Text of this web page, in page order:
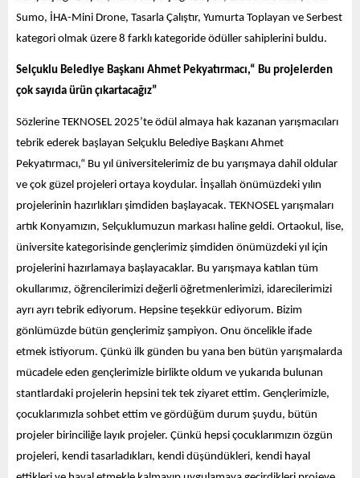
Sumo, İHA-Mini Drone, Tasarla Çalıştır, Yumurta Toplayan ve Serbest
kategori olmak üzere 8 farklı kategoride ödüller sahiplerini buldu.
Selçuklu Belediye Başkanı Ahmet Pekyatırmacı,“ Bu projelerden
çok sayıda ürün çıkartacağız”
Sözlerine TEKNOSEL 2025’te ödül almaya hak kazanan yarışmacıları
tebrik ederek başlayan Selçuklu Belediye Başkanı Ahmet
Pekyatırmacı,“ Bu yıl üniversitelerimiz de bu yarışmaya dahil oldular
ve çok güzel projeleri ortaya koydular. İnşallah önümüzdeki yılın
projelerinin hazırlıkları şimdiden başlayacak. TEKNOSEL yarışmaları
artık Konyamızın, Selçuklumuzun markası haline geldi. Ortaokul, lise,
üniversite kategorisinde gençlerimiz şimdiden önümüzdeki yıl için
projelerini hazırlamaya başlayacaklar. Bu yarışmaya katılan tüm
okullarımız, öğrencilerimizi değerli öğretmenlerimizi, idarecilerimizi
ayrı ayrı tebrik ediyorum. Hepsine teşekkür ediyorum. Bizim
gönlümüzde bütün gençlerimiz şampiyon. Onu öncelikle ifade
etmek istiyorum. Çünkü ilk günden bu yana ben bütün yarışmalarda
mücadele eden gençlerimizle birlikte oldum ve yukarıda bulunan
stantlardaki projelerin hepsini tek tek ziyaret ettim. Gençlerimizle,
çocuklarımızla sohbet ettim ve gördüğüm durum şuydu, bütün
projeler birinciliğe layık projeler. Çünkü hepsi çocuklarımızın özgün
projeleri, kendi tasarladıkları, kendi düşündükleri, kendi hayal